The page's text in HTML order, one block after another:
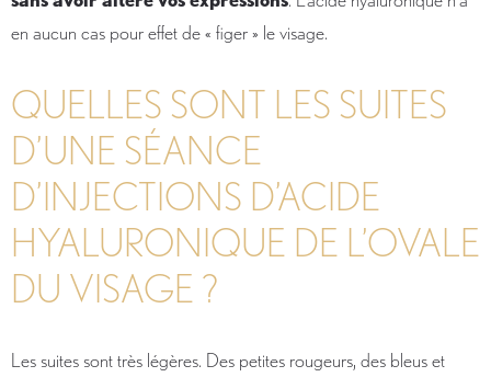
en aucun cas pour effet de « figer » le visage.
QUELLES SONT LES SUITES
D’UNE SÉANCE
D’INJECTIONS D’ACIDE
HYALURONIQUE DE L’OVALE
DU VISAGE ?
Les suites sont très légères. Des petites rougeurs, des bleus et